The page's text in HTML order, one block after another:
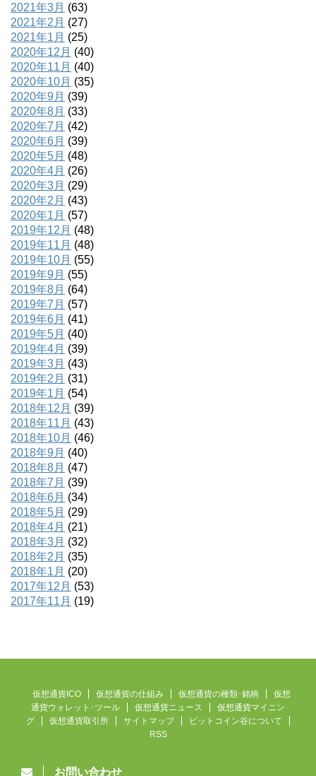
2021年3月 (63)
2021年2月 (27)
2021年1月 (25)
2020年12月 (40)
2020年11月 (40)
2020年10月 (35)
2020年9月 (39)
2020年8月 (33)
2020年7月 (42)
2020年6月 (39)
2020年5月 (48)
2020年4月 (26)
2020年3月 (29)
2020年2月 (43)
2020年1月 (57)
2019年12月 (48)
2019年11月 (48)
2019年10月 (55)
2019年9月 (55)
2019年8月 (64)
2019年7月 (57)
2019年6月 (41)
2019年5月 (40)
2019年4月 (39)
2019年3月 (43)
2019年2月 (31)
2019年1月 (54)
2018年12月 (39)
2018年11月 (43)
2018年10月 (46)
2018年9月 (40)
2018年8月 (47)
2018年7月 (39)
2018年6月 (34)
2018年5月 (29)
2018年4月 (21)
2018年3月 (32)
2018年2月 (35)
2018年1月 (20)
2017年12月 (53)
2017年11月 (19)
仮想通貨ICO 仮想通貨の仕組み 仮想通貨の種類･銘柄
仮想
通貨ウォレット･ツール
仮想通貨ニュース
仮想通貨マイニン
グ
仮想通貨取引所 サイトマップ
ビットコイン谷について
RSS
お問い合わせ